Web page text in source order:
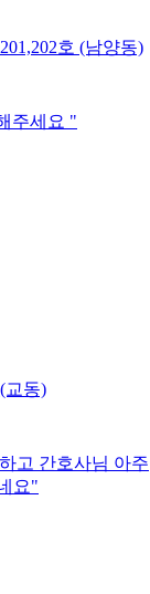
호 (남양동)
주세요 "
교동)
고 간호사님 아주
요"